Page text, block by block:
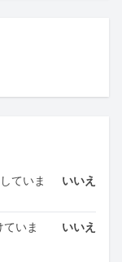
ていま
いいえ
いま
いいえ